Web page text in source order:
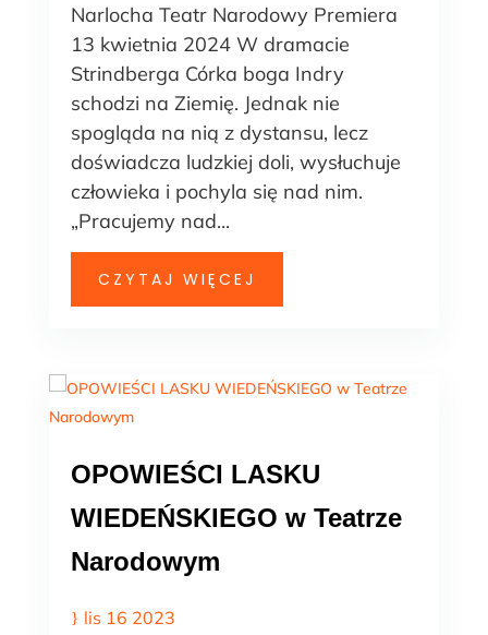
Narlocha Teatr Narodowy Premiera
13 kwietnia 2024 W dramacie
Strindberga Córka boga Indry
schodzi na Ziemię. Jednak nie
spogląda na nią z dystansu, lecz
doświadcza ludzkiej doli, wysłuchuje
człowieka i pochyla się nad nim.
„Pracujemy nad...
CZYTAJ WIĘCEJ
OPOWIEŚCI LASKU
WIEDEŃSKIEGO w Teatrze
Narodowym
lis 16 2023